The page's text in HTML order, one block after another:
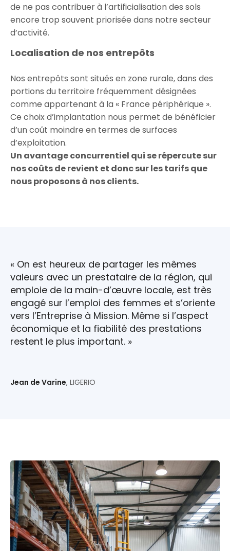
de ne pas contribuer à l’artificialisation des sols
encore trop souvent priorisée dans notre secteur
d’activité.
Localisation de nos entrepôts
Nos entrepôts sont situés en zone rurale, dans des
portions du territoire fréquemment désignées
comme appartenant à la « France périphérique ».
Ce choix d’implantation nous permet de bénéficier
d’un coût moindre en termes de surfaces
d’exploitation.
Un avantage concurrentiel qui se répercute sur
nos coûts de revient et donc sur les tarifs que
nous proposons à nos clients.
« On est heureux de partager les mêmes
valeurs avec un prestataire de la région, qui
emploie de la main-d’œuvre locale, est très
engagé sur l’emploi des femmes et s’oriente
vers l’Entreprise à Mission. Même si l’aspect
économique et la fiabilité des prestations
restent le plus important. »
Jean de Varine, LIGERIO